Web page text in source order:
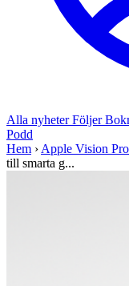
Alla nyheterFöljer
Podd
Hem › Apple Vision Pro
till smarta g...